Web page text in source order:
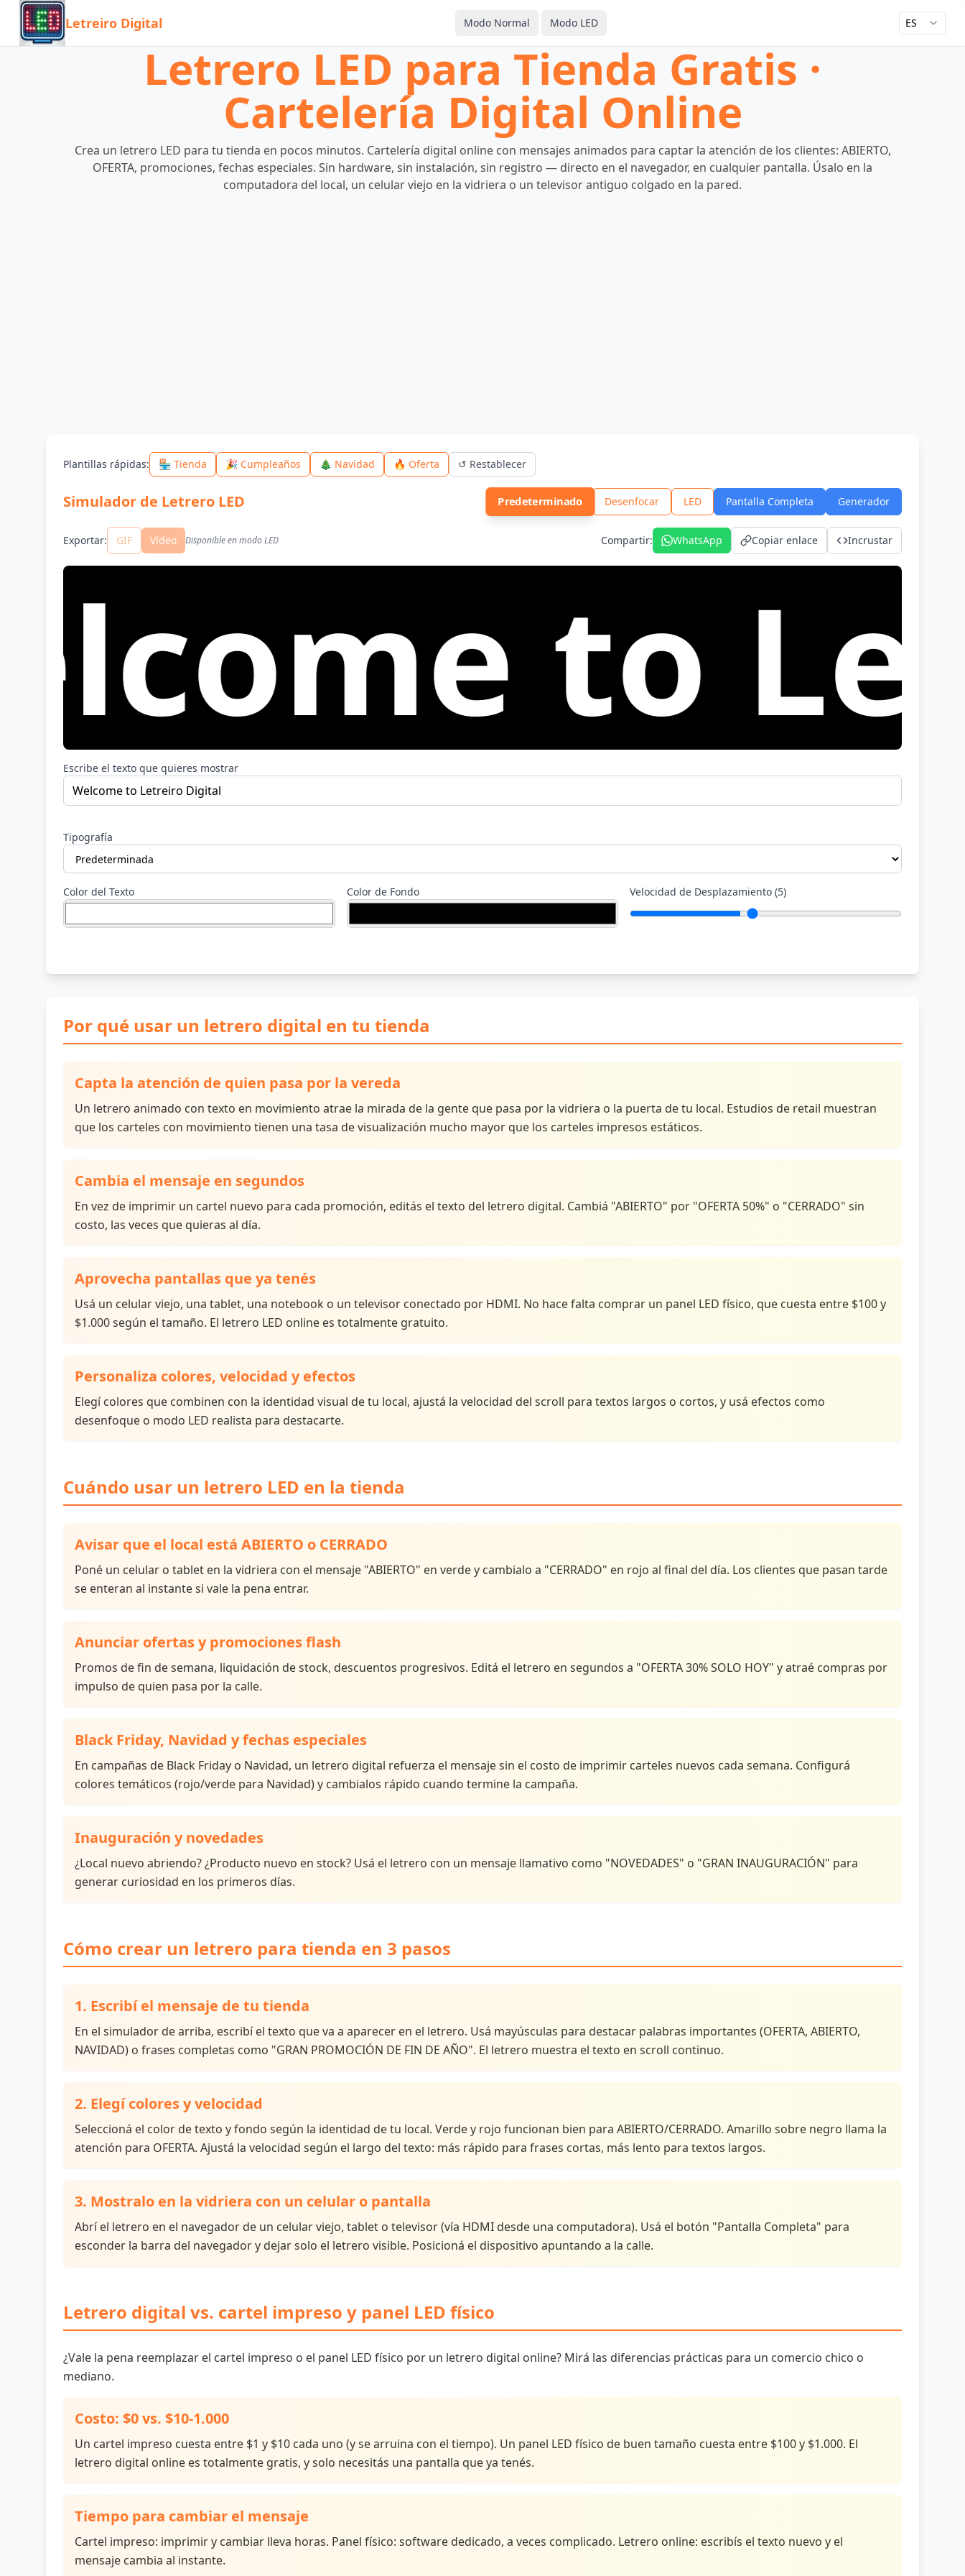
Letreiro Digital Modo Normal Modo LED ES
Letrero LED para Tienda Gratis ·
Cartelería Digital Online
Crea un letrero LED para tu tienda en pocos minutos. Cartelería digital online con mensajes animados para captar la atención de los clientes: ABIERTO,
OFERTA, promociones, fechas especiales. Sin hardware, sin instalación, sin registro — directo en el navegador, en cualquier pantalla. Úsalo en la
computadora del local, un celular viejo en la vidriera o un televisor antiguo colgado en la pared.
Plantillas rápidas: 🏪 Tienda 🎉 Cumpleaños 🎄 Navidad 🔥 Oferta ↺ Restablecer
Simulador de Letrero LED Predeterminado Desenfocar LED Pantalla Completa Generador
Exportar: GIF Vídeo Disponible en modo LED Compartir: WhatsApp Copiar enlace Incrustar
to
Escribe el texto que quieres mostrar
Tipografía
Color del Texto Color de Fondo Velocidad de Desplazamiento (5)
Por qué usar un letrero digital en tu tienda
Capta la atención de quien pasa por la vereda
Un letrero animado con texto en movimiento atrae la mirada de la gente que pasa por la vidriera o la puerta de tu local. Estudios de retail muestran
que los carteles con movimiento tienen una tasa de visualización mucho mayor que los carteles impresos estáticos.
Cambia el mensaje en segundos
En vez de imprimir un cartel nuevo para cada promoción, editás el texto del letrero digital. Cambiá "ABIERTO" por "OFERTA 50%" o "CERRADO" sin
costo, las veces que quieras al día.
Aprovecha pantallas que ya tenés
Usá un celular viejo, una tablet, una notebook o un televisor conectado por HDMI. No hace falta comprar un panel LED físico, que cuesta entre $100 y
$1.000 según el tamaño. El letrero LED online es totalmente gratuito.
Personaliza colores, velocidad y efectos
Elegí colores que combinen con la identidad visual de tu local, ajustá la velocidad del scroll para textos largos o cortos, y usá efectos como
desenfoque o modo LED realista para destacarte.
Cuándo usar un letrero LED en la tienda
Avisar que el local está ABIERTO o CERRADO
Poné un celular o tablet en la vidriera con el mensaje "ABIERTO" en verde y cambialo a "CERRADO" en rojo al final del día. Los clientes que pasan tarde
se enteran al instante si vale la pena entrar.
Anunciar ofertas y promociones flash
Promos de fin de semana, liquidación de stock, descuentos progresivos. Editá el letrero en segundos a "OFERTA 30% SOLO HOY" y atraé compras por
impulso de quien pasa por la calle.
Black Friday, Navidad y fechas especiales
En campañas de Black Friday o Navidad, un letrero digital refuerza el mensaje sin el costo de imprimir carteles nuevos cada semana. Configurá
colores temáticos (rojo/verde para Navidad) y cambialos rápido cuando termine la campaña.
Inauguración y novedades
¿Local nuevo abriendo? ¿Producto nuevo en stock? Usá el letrero con un mensaje llamativo como "NOVEDADES" o "GRAN INAUGURACIÓN" para
generar curiosidad en los primeros días.
Cómo crear un letrero para tienda en 3 pasos
1. Escribí el mensaje de tu tienda
En el simulador de arriba, escribí el texto que va a aparecer en el letrero. Usá mayúsculas para destacar palabras importantes (OFERTA, ABIERTO,
NAVIDAD) o frases completas como "GRAN PROMOCIÓN DE FIN DE AÑO". El letrero muestra el texto en scroll continuo.
2. Elegí colores y velocidad
Seleccioná el color de texto y fondo según la identidad de tu local. Verde y rojo funcionan bien para ABIERTO/CERRADO. Amarillo sobre negro llama la
atención para OFERTA. Ajustá la velocidad según el largo del texto: más rápido para frases cortas, más lento para textos largos.
3. Mostralo en la vidriera con un celular o pantalla
Abrí el letrero en el navegador de un celular viejo, tablet o televisor (vía HDMI desde una computadora). Usá el botón "Pantalla Completa" para
esconder la barra del navegador y dejar solo el letrero visible. Posicioná el dispositivo apuntando a la calle.
Letrero digital vs. cartel impreso y panel LED físico
¿Vale la pena reemplazar el cartel impreso o el panel LED físico por un letrero digital online? Mirá las diferencias prácticas para un comercio chico o
mediano.
Costo: $0 vs. $10-1.000
Un cartel impreso cuesta entre $1 y $10 cada uno (y se arruina con el tiempo). Un panel LED físico de buen tamaño cuesta entre $100 y $1.000. El
letrero digital online es totalmente gratis, y solo necesitás una pantalla que ya tenés.
Tiempo para cambiar el mensaje
Cartel impreso: imprimir y cambiar lleva horas. Panel físico: software dedicado, a veces complicado. Letrero online: escribís el texto nuevo y el
mensaje cambia al instante.